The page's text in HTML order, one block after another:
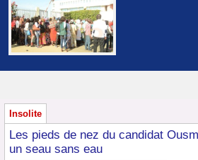
Insolite
Les pieds de nez du candidat
un seau sans eau